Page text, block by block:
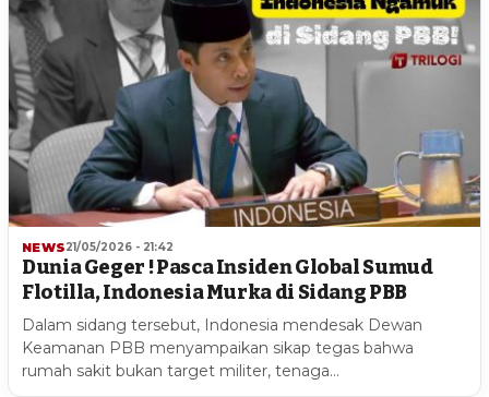
NEWS21/05/2026 - 21:42
Dunia Geger ! Pasca Insiden Global Sumud
Flotilla, Indonesia Murka di Sidang PBB
Dalam sidang tersebut, Indonesia mendesak Dewan
Keamanan PBB menyampaikan sikap tegas bahwa
rumah sakit bukan target militer, tenaga…